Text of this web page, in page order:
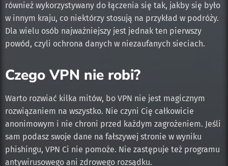
również wykorzystywany do łączenia się tak, jakby się było
w innym kraju, co niektórzy stosują na przykład w podróży.
Dla wielu osób najważniejszy jest jednak ten pierwszy
powód, czyli ochrona danych w niezaufanych sieciach.
Czego VPN nie robi?
Warto rozwiać kilka mitów, bo VPN nie jest magicznym
rozwiązaniem na wszystko. Nie czyni Cię całkowicie
anonimowym i nie chroni przed każdym zagrożeniem. Jeśli
sam podasz swoje dane na fałszywej stronie w wyniku
phishingu, VPN Ci nie pomoże. Nie zastępuje też programu
antywirusowego ani zdrowego rozsądku.